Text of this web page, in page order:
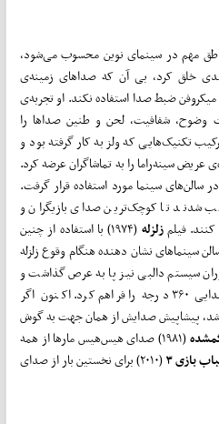
مهم در سینمای نوین محسوب می‌شود،
خلق کرد، بی آن که صداهای زمینه‌ی
ضبط صدا استفاده نکند. او تجربه‌ی‌
وضوح، شفافیت، لحن و طنین صداها را
با ترکیب تکنیک‌هایی که ولز به کار گرفته بود و
سینه‌راما را به تماشاگران عرضه کرد.
ساراند در سالن‌های سینما مورد استفاده قرار گرفت.
شدند تا کوچک‌ترین صدای بازیگران و
فیلمزلزله
(۱۹۷۴) با استفاده از چنین
سینماهای نشان دهنده هنگام وقوع زلزله
سیستم دالبی نیز پا به عرص گذاشت و
صدای دالبی ساراند امکان ایجاد صدایی ۳۶۰ درجه را فراهم کرد. اکنون اگر
پیشاپیش صدایش از همان جهت به گوش
(۱۹۸۱) صدای هیس‌هیس مارها از همه
بازی ۳
(۲۰۱۰) برای نخستین بار از صدای